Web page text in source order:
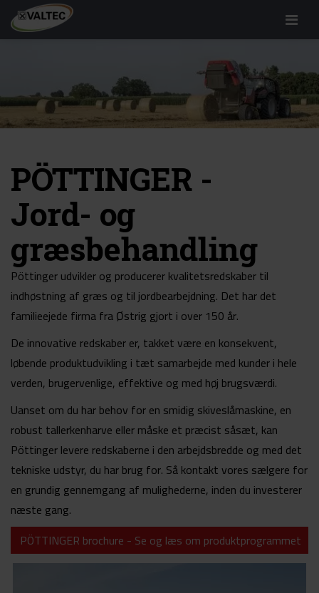
Menu
PÖTTINGER -
Jord- og
græsbehandling
Pöttinger udvikler og producerer kvalitetsredskaber til
indhøstning af græs og til jordbearbejdning. Det har det
familieejede firma fra Østrig gjort i over 150 år.
De innovative redskaber er, takket være en konsekvent,
løbende produktudvikling i tæt samarbejde med kunder i hele
verden, brugervenlige, effektive og med høj brugsværdi.
Uanset om du har behov for en smidig skiveslåmaskine, en
robust tallerkenharve eller måske et præcist såsæt, kan
Pöttinger levere redskaberne i den arbejdsbredde og med det
tekniske udstyr, du har brug for. Så kontakt vores sælgere for
en grundig gennemgang af mulighederne, inden du investerer
næste gang.
PÖTTINGER brochure - Se og læs om produktprogrammet